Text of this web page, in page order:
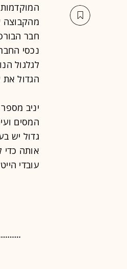
מהקבוצה
חבר
נכסי
הגדול את
יניב
המסים
גדול יש
אותה
עובדי